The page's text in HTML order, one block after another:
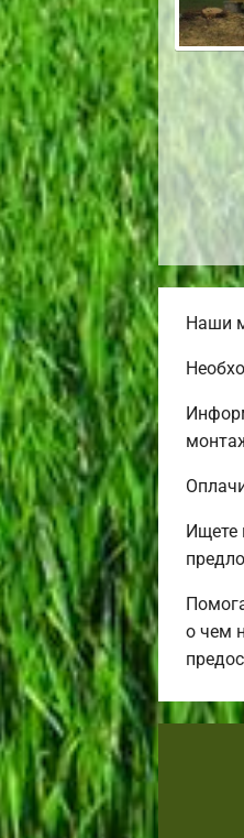
Наши
Ищете
о чем